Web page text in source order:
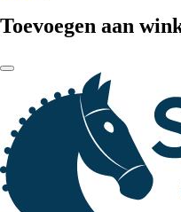
Toevoegen aan